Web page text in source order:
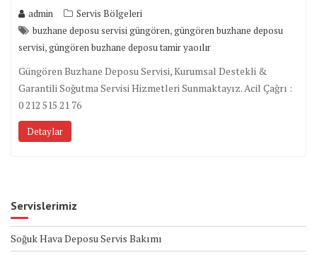
admin
Servis Bölgeleri
buzhane deposu servisi güngören,güngören buzhane deposu
servisi,güngören buzhane deposu tamir yaoılır
Güngören Buzhane Deposu Servisi, Kurumsal Destekli &
Garantili Soğutma Servisi Hizmetleri Sunmaktayız. Acil Çağrı :
0 212 515 21 76
Detaylar
Servislerimiz
Soğuk Hava Deposu Servis Bakımı